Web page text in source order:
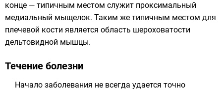
конце — типичным местом служит проксимальный
медиальный мыщелок. Таким же типичным местом для
плечевой кости является область шероховатости
дельтовидной мышцы.
Течение болезни
Начало заболевания не всегда удается точно